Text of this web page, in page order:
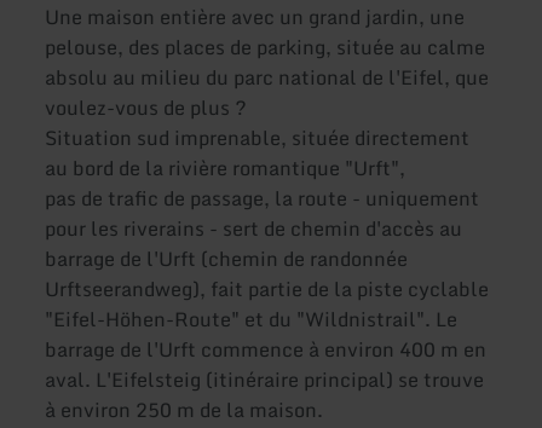
Une maison entière avec un grand jardin, une
pelouse, des places de parking, située au calme
absolu au milieu du parc national de l'Eifel, que
voulez-vous de plus ?
Situation sud imprenable, située directement
au bord de la rivière romantique "Urft",
pas de trafic de passage, la route - uniquement
pour les riverains - sert de chemin d'accès au
barrage de l'Urft (chemin de randonnée
Urftseerandweg), fait partie de la piste cyclable
"Eifel-Höhen-Route" et du "Wildnistrail". Le
barrage de l'Urft commence à environ 400 m en
aval. L'Eifelsteig (itinéraire principal) se trouve
à environ 250 m de la maison.